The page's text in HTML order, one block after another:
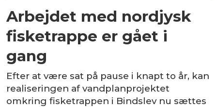
Arbejdet med nordjysk
fisketrappe er gået i
gang
Efter at være sat på pause i knapt to år, kan
realiseringen af vandplanprojektet
omkring fisketrappen i Bindslev nu sættes